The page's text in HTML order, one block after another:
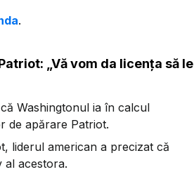
.
„Vă vom da licența să le
Washingtonul ia în calcul
de apărare Patriot.
liderul american a precizat că
al acestora.